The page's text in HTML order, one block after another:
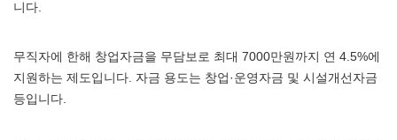
니다.
무직자에 한해 창업자금을 무담보로 최대 7000만원까지 연 4.5%에
지원하는 제도입니다. 자금 용도는 창업·운영자금 및 시설개선자금
등입니다.